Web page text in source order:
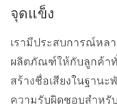
จุดแข็ง
เรามีประสบการณ์หล
ผลิตภัณฑ์ให้กับลูกค้าทั่
สร้างชื่อเสียงในฐาน
ความรับผิดชอบสำหรั